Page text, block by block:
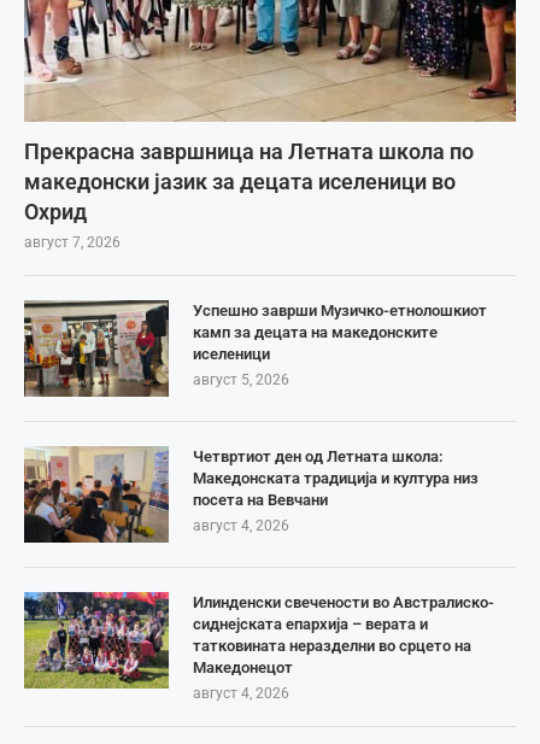
Прекрасна завршница на Летната школа по
македонски јазик за децата иселеници во
Охрид
август 7, 2026
Успешно заврши Музичко-етнолошкиот
камп за децата на македонските
иселеници
август 5, 2026
Четвртиот ден од Летната школа:
Македонската традиција и култура низ
посета на Вевчани
август 4, 2026
Илинденски свечености во Австралиско-
сиднејската епархија – верата и
татковината неразделни во срцето на
Македонецот
август 4, 2026